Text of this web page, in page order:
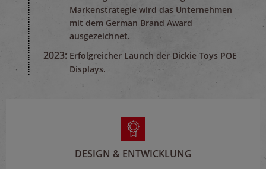
Markenstrategie wird das Unternehmen
mit dem German Brand Award
ausgezeichnet.
2023: Erfolgreicher Launch der Dickie Toys POE
Displays.
DESIGN & ENTWICKLUNG